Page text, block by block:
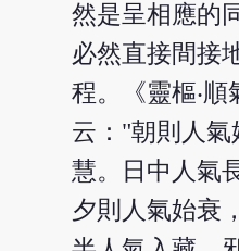
然是呈相應的
必然直接間接
程。《靈樞‧順
云："朝則人
慧。日中人氣
夕則人氣始衰